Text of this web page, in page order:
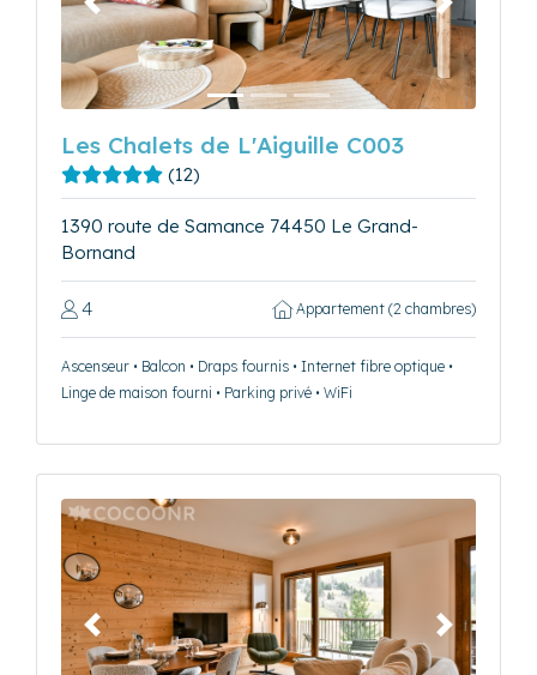
Précédent Suivant
Les Chalets de L'Aiguille C003
(12)
1390 route de Samance 74450 Le Grand-
Bornand
4 Appartement (2 chambres)
Ascenseur • Balcon • Draps fournis • Internet fibre optique •
Linge de maison fourni • Parking privé • WiFi
Précédent Suivant